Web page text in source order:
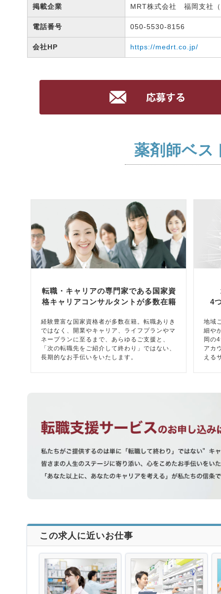
掲載企業 MRT株式会社 福岡支社
電話番号 050-5530-8156
会社HP https://medrt.co.jp/
薬剤師ベス
転職・キャリアの専門家である国家資
格キャリアコンサルタントが多数在籍
経験豊富な国家資格者が多数在籍。転職ありき
ではなく、開業やキャリア、ライフプランやマ
ネープランに至るまで、あらゆるご支援と、
「次の転職先をご紹介して終わり」ではない、
長期的なお手伝いをいたします。
4
地域
細や
岡の
アカ
える
この求人に近いお仕事